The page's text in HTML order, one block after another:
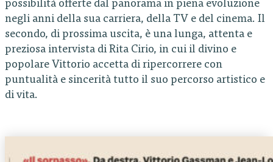
possibilità offerte dal panorama in piena evoluzione
negli anni della sua carriera, della TV e del cinema. Il
secondo, di prossima uscita, è una lunga, attenta e
preziosa intervista di Rita Cirio, in cui il divino e
popolare Vittorio accetta di ripercorrere con
puntualità e sincerità tutto il suo percorso artistico e
di vita.